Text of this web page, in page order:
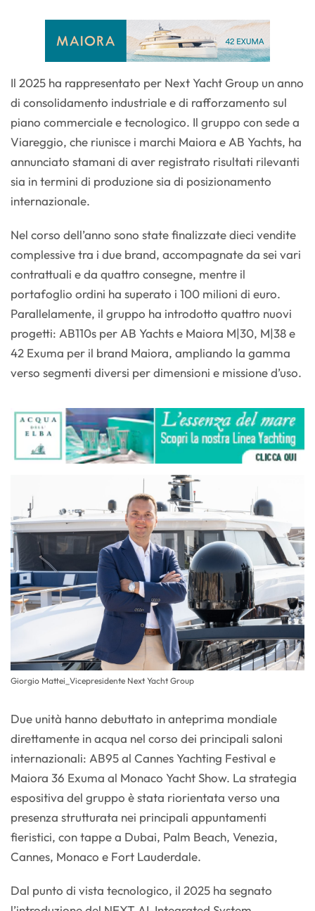
Il 2025 ha rappresentato per Next Yacht Group un anno
di consolidamento industriale e di rafforzamento sul
piano commerciale e tecnologico. Il gruppo con sede a
Viareggio, che riunisce i marchi Maiora e AB Yachts, ha
annunciato stamani di aver registrato risultati rilevanti
sia in termini di produzione sia di posizionamento
internazionale.
Nel corso dell’anno sono state finalizzate dieci vendite
complessive tra i due brand, accompagnate da sei vari
contrattuali e da quattro consegne, mentre il
portafoglio ordini ha superato i 100 milioni di euro.
Parallelamente, il gruppo ha introdotto quattro nuovi
progetti: AB110s per AB Yachts e Maiora M|30, M|38 e
42 Exuma per il brand Maiora, ampliando la gamma
verso segmenti diversi per dimensioni e missione d’uso.
Giorgio Mattei_Vicepresidente Next Yacht Group
Due unità hanno debuttato in anteprima mondiale
direttamente in acqua nel corso dei principali saloni
internazionali: AB95 al Cannes Yachting Festival e
Maiora 36 Exuma al Monaco Yacht Show. La strategia
espositiva del gruppo è stata riorientata verso una
presenza strutturata nei principali appuntamenti
fieristici, con tappe a Dubai, Palm Beach, Venezia,
Cannes, Monaco e Fort Lauderdale.
Dal punto di vista tecnologico, il 2025 ha segnato